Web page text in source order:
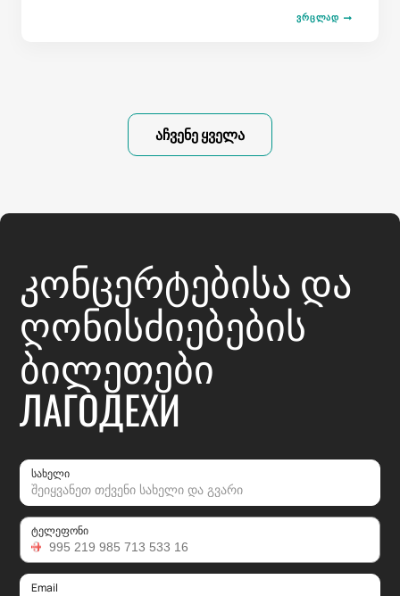
ᲕᲠᲪᲚᲐᲓ
აჩვენე ყველა
ᲙᲝᲜᲪᲔᲠᲢᲔᲑᲘᲡᲐ ᲓᲐ
ᲦᲝᲜᲘᲡᲫᲘᲔᲑᲔᲑᲘᲡ
ᲑᲘᲚᲔᲗᲔᲑᲘ
ЛАГОДЕХИ
სახელი
ტელეფონი
Email